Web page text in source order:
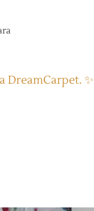
DreamCarpet. ✨